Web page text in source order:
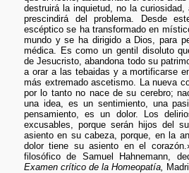
destruirá la inquietud, no la
prescindirá del problema. Desde
escéptico se ha transformado en
mundo y se ha dirigido a Dios, para
médica. Es como un gentil disoluto
de Jesucristo, abandona todo su
a orar a las tebaidas y a mortificarse
más extremado ascetismo. La nueva
por lo tanto no nace de su cerebro;
una idea, es un sentimiento, una
pensamiento, es un dolor. Los
excusables, porque serán hijos del
asiento en su cabeza, porque, en la
dolor tiene su asiento en el
filosófico de Samuel Hahnemann,
Examen crítico de la Homeopatía,